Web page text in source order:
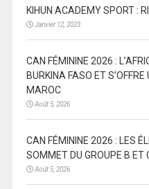
KIHUN ACADEMY SPORT :
Janvier 12, 2023
CAN FÉMININE 2026 :
BURKINA FASO ET
MAROC
Août 5, 2026
CAN FÉMININE 2026 : LES
SOMMET DU GROUPE B ET
Août 5, 2026